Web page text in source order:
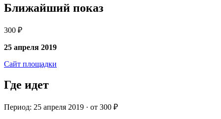
Ближайший показ
300 ₽
25 апреля 2019
Сайт площадки
Где идет
Период: 25 апреля 2019 · от 300 ₽